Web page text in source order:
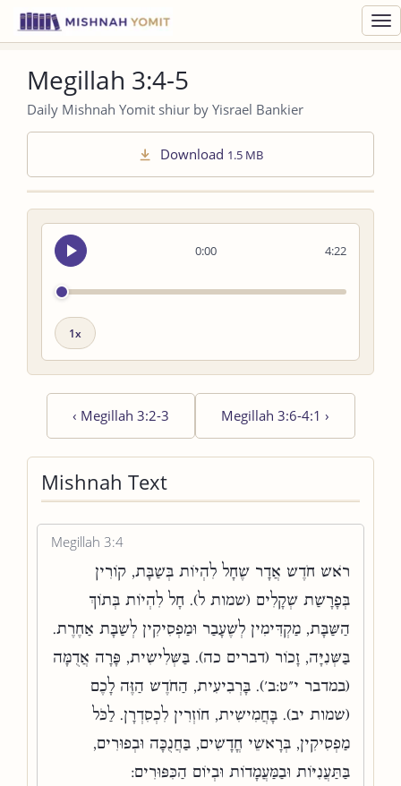
Megillah 3:4-5
Daily Mishnah Yomit shiur by Yisrael Bankier
Download 1.5 MB
0:00
Seek
audio
4:22
Playback
‹ Megillah 3:2-3 Megillah 3:6-4:1 ›
Mishnah Text
Megillah 3:4
רֹאשׁ חֹדֶשׁ אֲדָר שֶׁחָל לִהְיוֹת בְּשַׁבָּת, קוֹרִין
בְּפָרָשַׁת שְׁקָלִים (שמות ל). חָל לִהְיוֹת בְּתוֹךְ
הַשַּׁבָּת, מַקְדִּימִין לְשֶׁעָבַר וּמַפְסִיקִין לְשַׁבָּת אַחֶרֶת.
בַּשְּׁנִיָּה, זָכוֹר (דברים כה). בַּשְּׁלִישִׁית, פָּרָה אֲדֻמָּה
(במדבר י״ט:ב׳). בָּרְבִיעִית, הַחֹדֶשׁ הַזֶּה לָכֶם
(שמות יב). בָּחֲמִישִׁית, חוֹזְרִין לִכְסִדְרָן. לַכֹּל
מַפְסִיקִין, בְּרָאשֵׁי חֳדָשִׁים, בַּחֲנֻכָּה וּבְפוּרִים,
בַּתַּעֲנִיּוֹת וּבַמַּעֲמָדוֹת וּבְיוֹם הַכִּפּוּרִים: